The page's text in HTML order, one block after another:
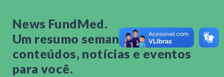
News FundMed.
Um resumo semanal de
conteúdos, notícias e eventos
para você.